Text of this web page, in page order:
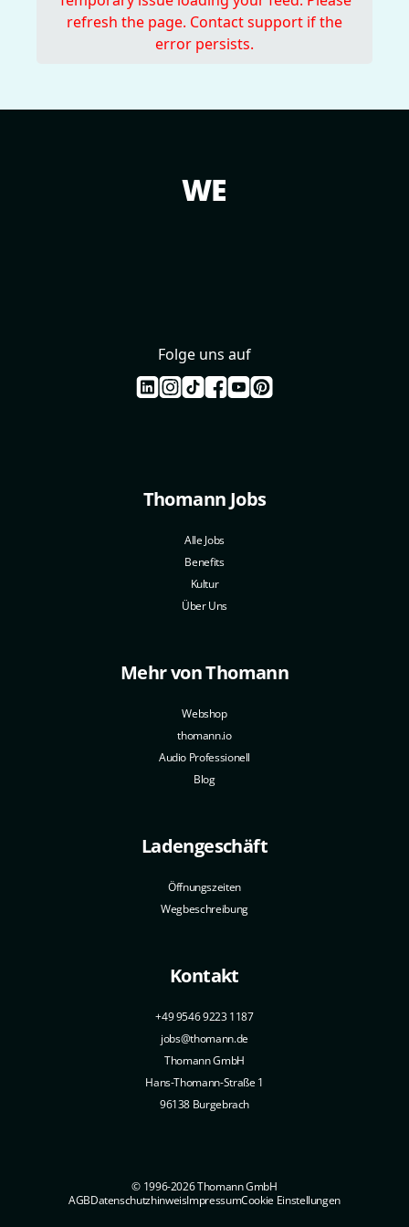
refresh the page. Contact support if the
error persists.
WE
Folge uns auf
Thomann Jobs
Alle Jobs
Benefits
Kultur
Über Uns
Mehr von Thomann
Webshop
thomann.io
Audio Professionell
Blog
Ladengeschäft
Öffnungszeiten
Wegbeschreibung
Kontakt
+49 9546 9223 1187
jobs@thomann.de
Thomann GmbH
Hans-Thomann-Straße 1
96138 Burgebrach
© 1996-2026 Thomann GmbH
AGBDatenschutzhinweisImpressumCookie Einstellungen